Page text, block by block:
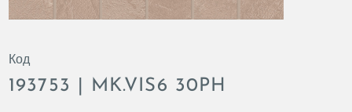
Код
193753 | MK.VIS6 30PH